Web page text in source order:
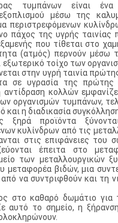
τυμπάνων είναι ένα
μέσω της
περιστρεφόμενων
πάχος της υγρής
που τίθεται στο
(ατμός) περνούν μέσω
εξωτερικό τοίχο των
στην υγρή ταινία
σε υγρασία της πρώτης
αντίδραση κολλών
οργανισμών τυμπάνων,
και η διαδικασία
ξηρά προϊόντα
κυλίνδρων από τις
στις επιφάνειες του
έπειτα στο
των μεταλλουργικών
μεταφορέα βιδών, μια
από να συντριφθούν και τη
στο καθαρό δωμάτιο για
αυτό το σημείο, η